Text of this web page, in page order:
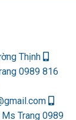
Thịnh
0989 816
Trang 0989